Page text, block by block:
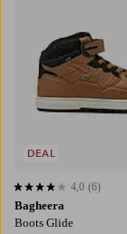
Bagheera
Boots Glide
4,0 basert på 6
4,0 (6)
DEAL